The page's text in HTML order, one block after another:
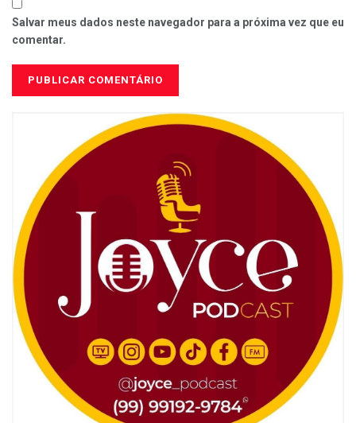
Salvar meus dados neste navegador para a próxima vez que eu
comentar.